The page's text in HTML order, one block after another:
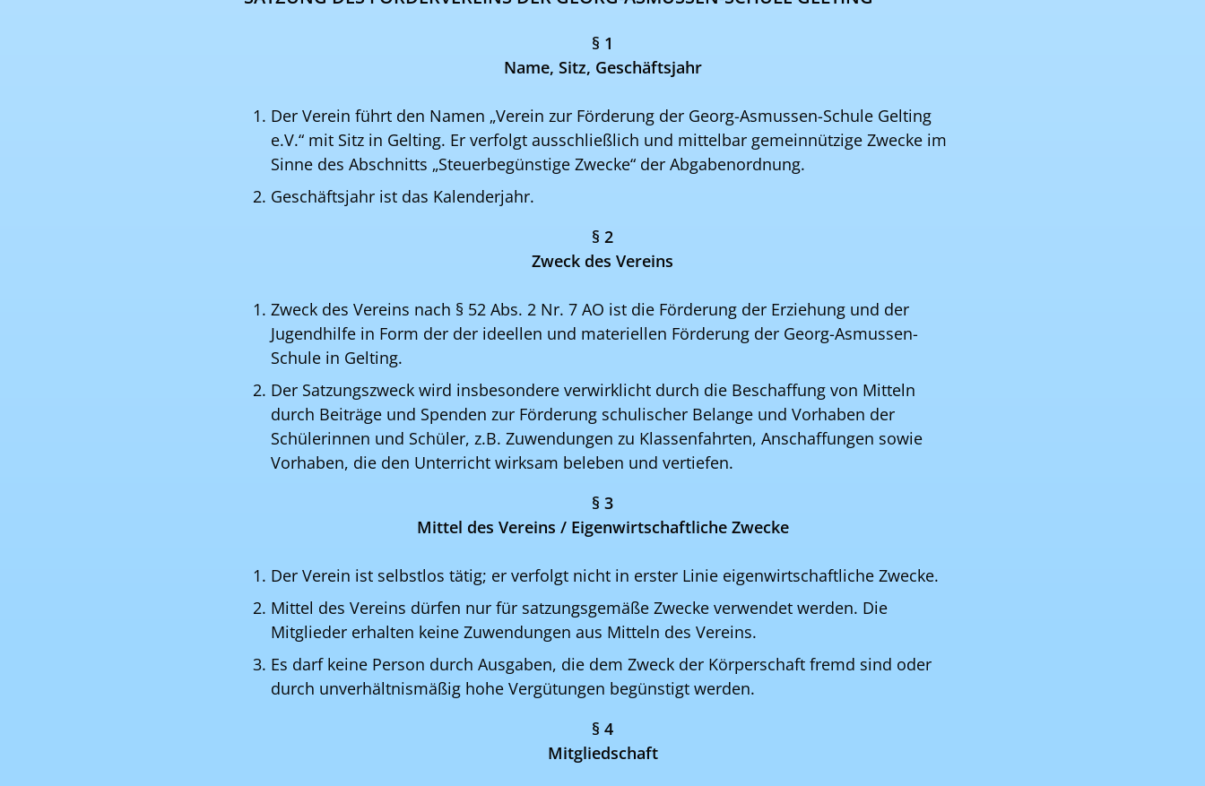
§ 1
Name, Sitz, Geschäftsjahr
Der Verein führt den Namen „Verein zur Förderung der Georg-Asmussen-Schule Gelting
e.V.“ mit Sitz in Gelting. Er verfolgt ausschließlich und mittelbar gemeinnützige Zwecke im
Sinne des Abschnitts „Steuerbegünstige Zwecke“ der Abgabenordnung.
Geschäftsjahr ist das Kalenderjahr.
§ 2
Zweck des Vereins
Zweck des Vereins nach § 52 Abs. 2 Nr. 7 AO ist die Förderung der Erziehung und der
Jugendhilfe in Form der der ideellen und materiellen Förderung der Georg-Asmussen-
Schule in Gelting.
Der Satzungszweck wird insbesondere verwirklicht durch die Beschaffung von Mitteln
durch Beiträge und Spenden zur Förderung schulischer Belange und Vorhaben der
Schülerinnen und Schüler, z.B. Zuwendungen zu Klassenfahrten, Anschaffungen sowie
Vorhaben, die den Unterricht wirksam beleben und vertiefen.
§ 3
Mittel des Vereins / Eigenwirtschaftliche Zwecke
Der Verein ist selbstlos tätig; er verfolgt nicht in erster Linie eigenwirtschaftliche Zwecke.
Mittel des Vereins dürfen nur für satzungsgemäße Zwecke verwendet werden. Die
Mitglieder erhalten keine Zuwendungen aus Mitteln des Vereins.
Es darf keine Person durch Ausgaben, die dem Zweck der Körperschaft fremd sind oder
durch unverhältnismäßig hohe Vergütungen begünstigt werden.
§ 4
Mitgliedschaft